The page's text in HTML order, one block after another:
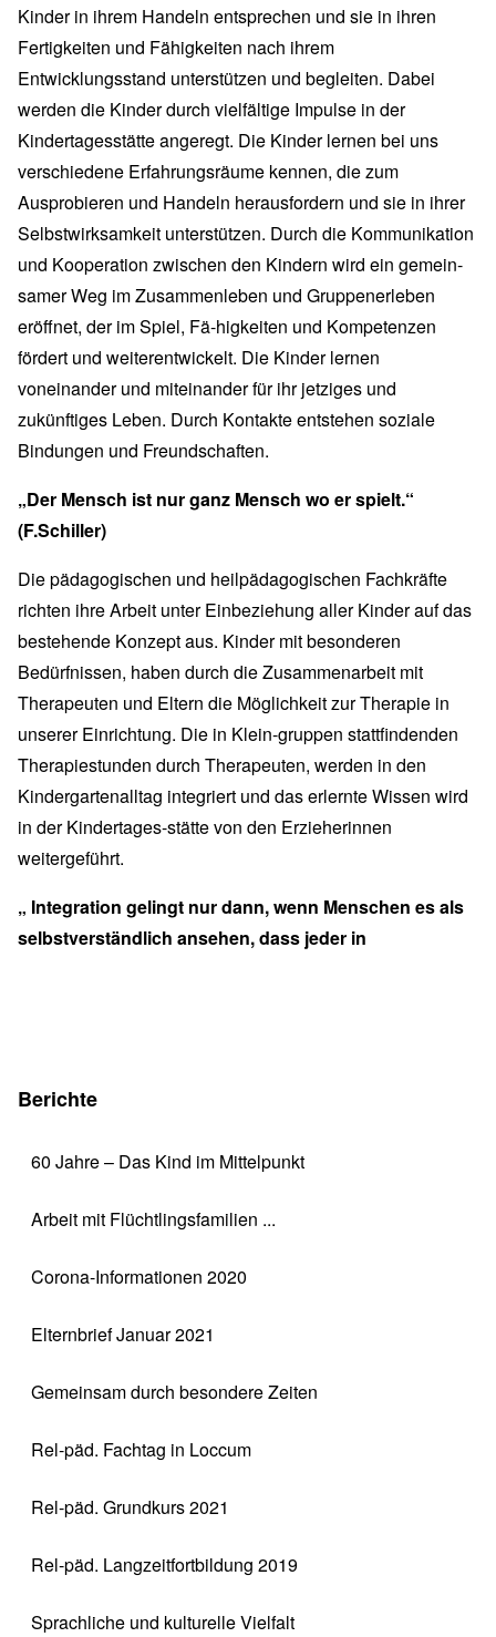
Kinder in ihrem Handeln entsprechen und sie in ihren
Fertigkeiten und Fähigkeiten nach ihrem
Entwicklungsstand unterstützen und begleiten. Dabei
werden die Kinder durch vielfältige Impulse in der
Kindertagesstätte angeregt. Die Kinder lernen bei uns
verschiedene Erfahrungsräume kennen, die zum
Ausprobieren und Handeln herausfordern und sie in ihrer
Selbstwirksamkeit unterstützen. Durch die Kommunikation
und Kooperation zwischen den Kindern wird ein gemein-
samer Weg im Zusammenleben und Gruppenerleben
eröffnet, der im Spiel, Fä-higkeiten und Kompetenzen
fördert und weiterentwickelt. Die Kinder lernen
voneinander und miteinander für ihr jetziges und
zukünftiges Leben. Durch Kontakte entstehen soziale
Bindungen und Freundschaften.
„Der Mensch ist nur ganz Mensch wo er spielt.“
(F.Schiller)
Die pädagogischen und heilpädagogischen Fachkräfte
richten ihre Arbeit unter Einbeziehung aller Kinder auf das
bestehende Konzept aus. Kinder mit besonderen
Bedürfnissen, haben durch die Zusammenarbeit mit
Therapeuten und Eltern die Möglichkeit zur Therapie in
unserer Einrichtung. Die in Klein-gruppen stattfindenden
Therapiestunden durch Therapeuten, werden in den
Kindergartenalltag integriert und das erlernte Wissen wird
in der Kindertages-stätte von den Erzieherinnen
weitergeführt.
„ Integration gelingt nur dann, wenn Menschen es als
selbstverständlich ansehen, dass jeder in
Berichte
60 Jahre – Das Kind im Mittelpunkt
Arbeit mit Flüchtlingsfamilien ...
Corona-Informationen 2020
Elternbrief Januar 2021
Gemeinsam durch besondere Zeiten
Rel-päd. Fachtag in Loccum
Rel-päd. Grundkurs 2021
Rel-päd. Langzeitfortbildung 2019
Sprachliche und kulturelle Vielfalt